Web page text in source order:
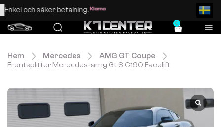
Enkel och säker betalning.
0
Hem Mercedes
AMG GT Coupe
Frontsplitter Mercedes-amg Gt S C190 Facelift